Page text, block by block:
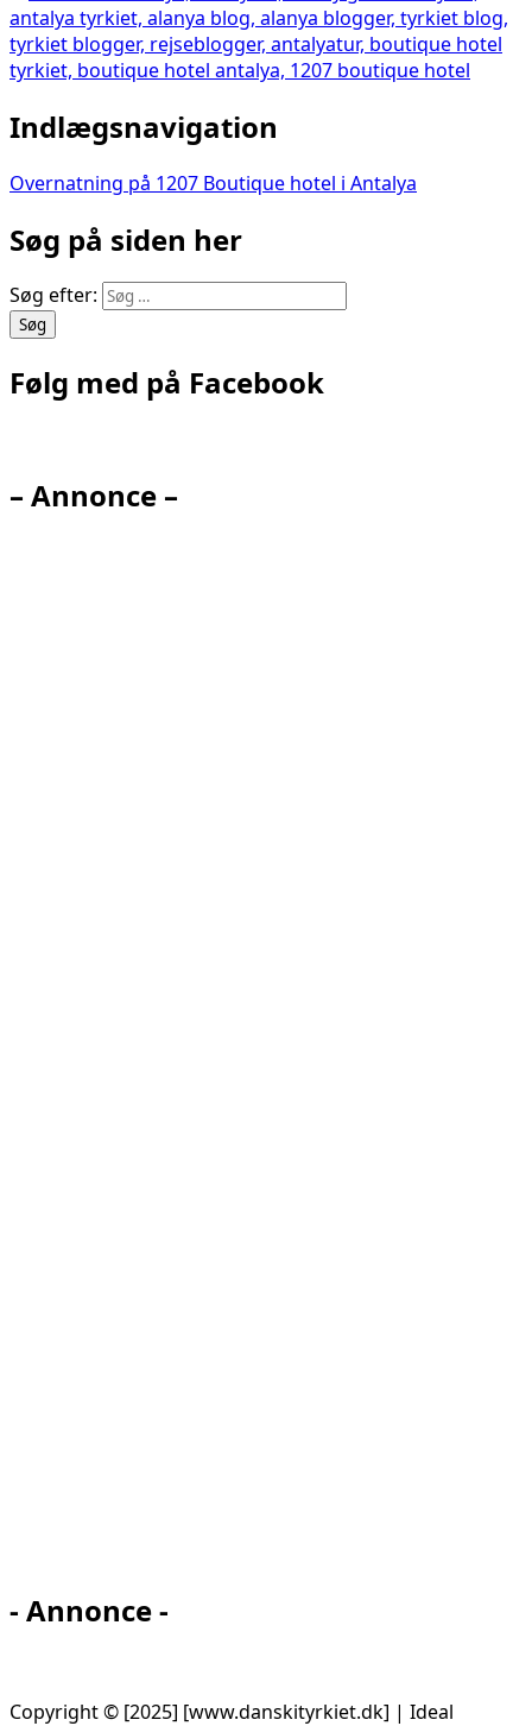
Indlægsnavigation
Overnatning på 1207 Boutique hotel i Antalya
Søg på siden her
Søg efter:
Følg med på Facebook
– Annonce –
- Annonce -
Copyright © [2025] [www.danskityrkiet.dk] | Ideal